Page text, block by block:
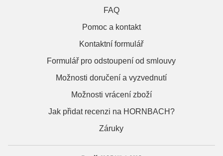
FAQ
Pomoc a kontakt
Kontaktní formulář
Formulář pro odstoupení od smlouvy
Možnosti doručení a vyzvednutí
Možnosti vrácení zboží
Jak přidat recenzi na HORNBACH?
Záruky